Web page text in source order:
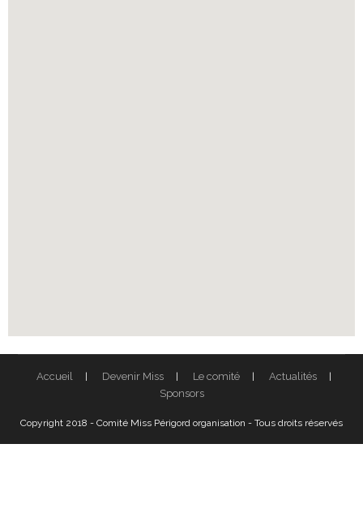
Accueil Devenir Miss Le comité
Actualités
Sponsors
Copyright 2018 - Comité Miss Périgord organisation - Tous droits réservés